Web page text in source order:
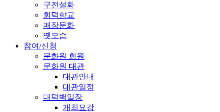
구전설화
회덕향교
매장문화
옛모습
참여/신청
문화원 회원
문화원 대관
대관안내
대관일정
대덕백일장
개최요강